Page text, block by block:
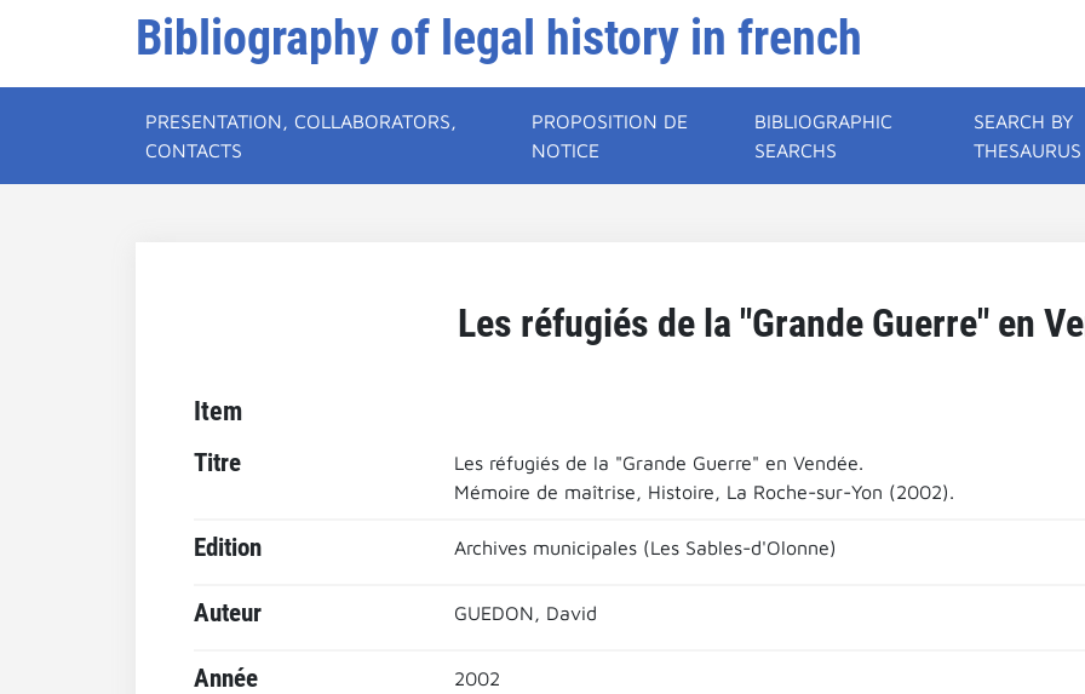
Bibliography of legal history in french
PRESENTATION, COLLABORATORS,
CONTACTS
PROPOSITION DE
NOTICE
BIBLIOGRAPHIC
SEARCHS
SEARCH BY
THESAURUS
Les réfugiés de la "Grande Guerre" en
Item
Titre
Les réfugiés de la "Grande Guerre" en Vendée.
Mémoire de maîtrise, Histoire, La Roche-sur-Yon (2002).
Edition Archives municipales (Les Sables-d'Olonne)
Auteur GUEDON, David
Année 2002